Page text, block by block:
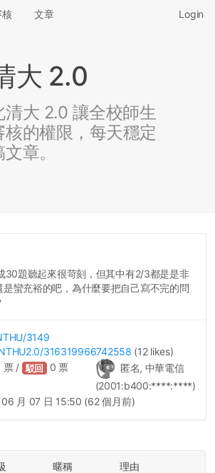
文章 Login
大 2.0
清大 2.0 讓全校師生
核的權限，每天穩定
章。
30題聽起來很苛刻，但其中有2/3都是是非
蠻充裕的吧，為什麼要把自己寫不完的問
/3149
/316319966742558 (12 likes)
匿名, 中華電信
(2001:b400:****:****)
票 / 駁回 0 票
06 月 07 日 15:50 (62 個月前)
暱稱 理由